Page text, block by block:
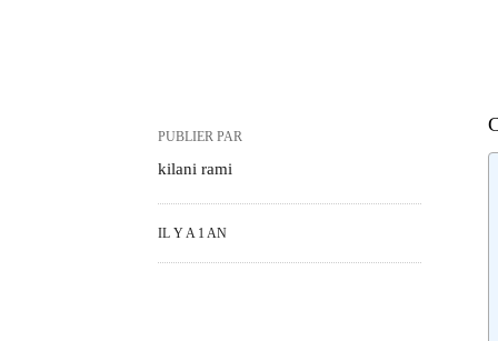
PUBLIER PAR
kilani rami
IL Y A 1 AN